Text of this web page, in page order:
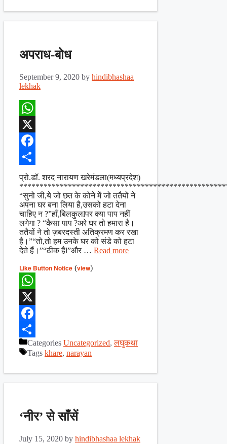
अपराध-बोध
September 9, 2020 by hindibhashaa
lekhak
WhatsApp
X
Facebook
Share
प्रो.डॉ. शरद नारायण खरेमंडला(मध्यप्रदेश)
“सुनो जी,ये जो छत के कोने में जो ततैयों ने
अपना घर बना लिया है,उसको हटा देना
चाहिए न ?”हाँ,बिलकुलlपर क्या पाप नहीं
लगेगा ? “कैसा पाप ?अरे घर तो हमारा है।
ततैयों ने तो ज़बरदस्ती अतिक्रमण कर रखा
है।”“तो,तो हम उनके घर को संडे को हटा
देते हैं।”“ठीक हैl”और … Read more
Like Button Notice (view)
WhatsApp
X
Facebook
ShareCategories Uncategorized,लघुकथा
Tags khare, narayan
‘नीर’ से साँसें
July 15, 2020 by hindibhashaa lekhak